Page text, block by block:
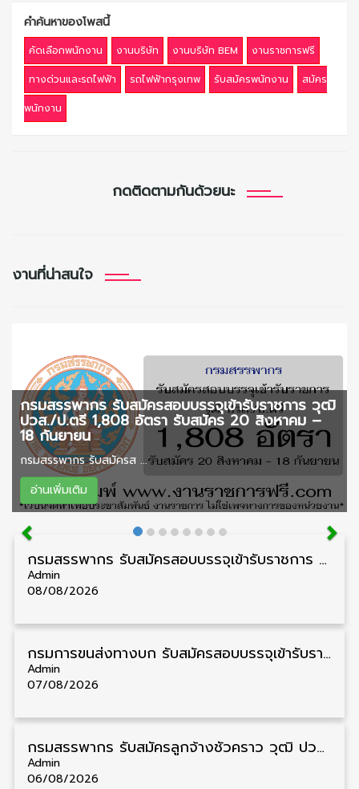
คำค้นหาของโพสนี้
คัดเลือกพนักงาน งานบริษัท งานบริษัท BEM
งานราชการฟรี
ทางด่วนและรถไฟฟ้า
รถไฟฟ้ากรุงเทพ รับสมัครพนักงาน
สมัคร
พนักงาน
กดติดตามกันด้วยนะ
งานที่น่าสนใจ
กรมสรรพากร รับสมัครสอบบรรจุเข้ารับราชการ วุฒิ
ปวส./ป.ตรี 1,808 อัตรา รับสมัคร 20 สิงหาคม –
18 กันยายน
กรมสรรพากร รับสมัครส ...
อ่านเพิ่มเติม
กรมสรรพากร รับสมัครสอบบรรจุเข้ารับราชการ วุฒิ ปวส./ป.ตรี 1,808 อัตรา รับสมัคร 20 สิงหาคม – 18 กันยายน
Admin
08/08/2026
กรมการขนส่งทางบก รับสมัครสอบบรรจุเข้ารับราชการ วุฒิ ปวส. 24 อัตรา รับสมัคร 18 สิงหาคม – 7 กันยายน
Admin
07/08/2026
กรมสรรพากร รับสมัครลูกจ้างชั่วคราว วุฒิ ปวช./ป.ตรี 138 อัตรา รับสมัคร 17 – 31 สิงหาคม
Admin
06/08/2026